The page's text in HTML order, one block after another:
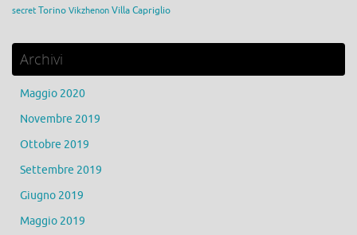
secret Torino Vikzhenon Villa Capriglio
Archivi
Maggio 2020
Novembre 2019
Ottobre 2019
Settembre 2019
Giugno 2019
Maggio 2019